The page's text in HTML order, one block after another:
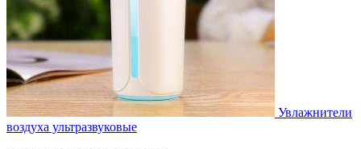
Увлажнители
воздуха ультразвуковые